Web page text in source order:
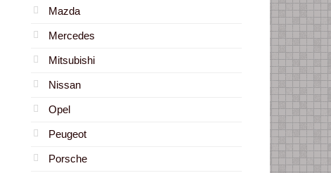
Mazda
Mercedes
Mitsubishi
Nissan
Opel
Peugeot
Porsche